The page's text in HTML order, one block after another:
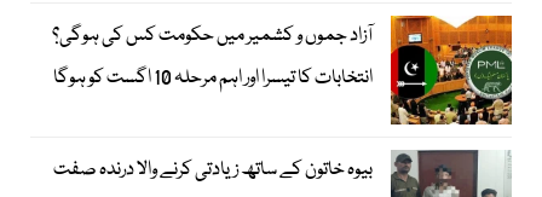
آزاد جموں و کشمیر میں حکومت کس کی ہوگی؟
انتخابات کا تیسرا اور اہم مرحلہ 10 اگست کو ہوگا
بیوہ خاتون کے ساتھ زیادتی کرنے والا درندہ صفت